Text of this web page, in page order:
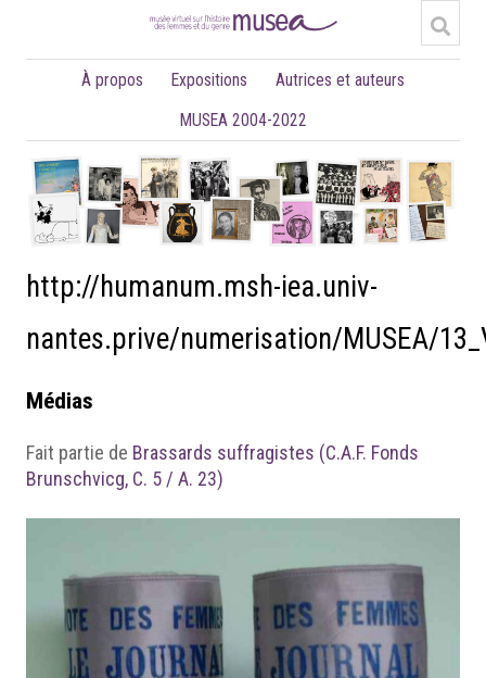
À propos Expositions
Autrices et auteurs
MUSEA 2004-2022
http://humanum.msh-iea.univ-
nantes.prive/numerisation/MUSEA/
Médias
Fait partie de Brassards suffragistes (C.A.F. Fonds
Brunschvicg, C. 5 / A. 23)